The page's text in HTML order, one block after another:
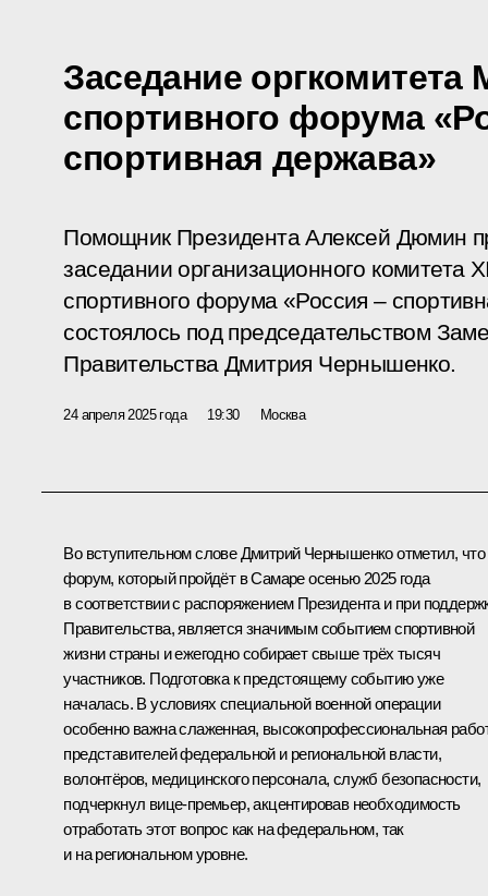
Заседание оргкомитета
спортивного форума
спортивная держава»
Помощник Президента Алексей Дюмин
заседании организационного комитета
спортивного форума «Россия –
состоялось под председательством
Правительства Дмитрия Чернышенко.
24 апреля 2025 года 19:30 Москва
Во вступительном словеДмитрий Чернышенкоотметил, что
форум, который пройдёт в Самаре осенью 2025 года
в соответствии с распоряжениемПрезидента и при
Правительства, является значимым событием спортивной
жизни страны и ежегодно собирает свыше трёх тысяч
участников. Подготовка к предстоящему событию уже
началась. В условиях специальной военной операции
особенно важна слаженная, высокопрофессиональная
представителей федеральной и региональной власти,
волонтёров, медицинского персонала, служб безопасности,
подчеркнул вице-­премьер, акцентировав необходимость
отработать этот вопрос как на федеральном, так
и на региональном уровне.